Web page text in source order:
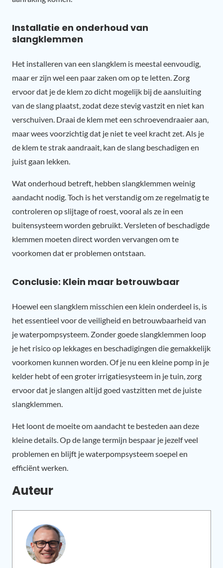
Installatie en onderhoud van
slangklemmen
Het installeren van een slangklem is meestal eenvoudig,
maar er zijn wel een paar zaken om op te letten. Zorg
ervoor dat je de klem zo dicht mogelijk bij de aansluiting
van de slang plaatst, zodat deze stevig vastzit en niet kan
verschuiven. Draai de klem met een schroevendraaier aan,
maar wees voorzichtig dat je niet te veel kracht zet. Als je
de klem te strak aandraait, kan de slang beschadigen en
juist gaan lekken.
Wat onderhoud betreft, hebben slangklemmen weinig
aandacht nodig. Toch is het verstandig om ze regelmatig te
controleren op slijtage of roest, vooral als ze in een
buitensysteem worden gebruikt. Versleten of beschadigde
klemmen moeten direct worden vervangen om te
voorkomen dat er problemen ontstaan.
Conclusie: Klein maar betrouwbaar
Hoewel een slangklem misschien een klein onderdeel is, is
het essentieel voor de veiligheid en betrouwbaarheid van
je waterpompsysteem. Zonder goede slangklemmen loop
je het risico op lekkages en beschadigingen die gemakkelijk
voorkomen kunnen worden. Of je nu een kleine pomp in je
kelder hebt of een groter irrigatiesysteem in je tuin, zorg
ervoor dat je slangen altijd goed vastzitten met de juiste
slangklemmen.
Het loont de moeite om aandacht te besteden aan deze
kleine details. Op de lange termijn bespaar je jezelf veel
problemen en blijft je waterpompsysteem soepel en
efficiënt werken.
Auteur